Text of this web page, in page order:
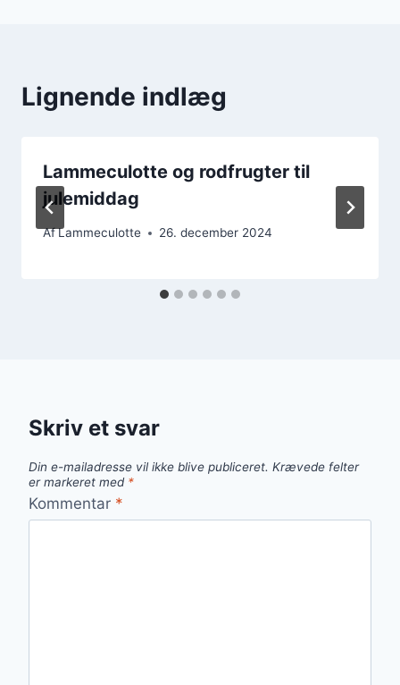
Lignende indlæg
Lammeculotte og rodfrugter til
julemiddag
AfLammeculotte 26. december 2024
Skriv et svar
Din e-mailadresse vil ikke blive publiceret. Krævede felter
er markeret med *
Kommentar *